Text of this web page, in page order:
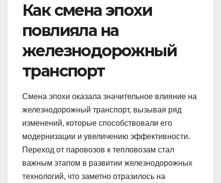
Как смена эпохи
повлияла на
железнодорожный
транспорт
Смена эпохи оказала значительное влияние на
железнодорожный транспорт, вызывая ряд
изменений, которые способствовали его
модернизации и увеличению эффективности.
Переход от паровозов к тепловозам стал
важным этапом в развитии железнодорожных
технологий, что заметно отразилось на